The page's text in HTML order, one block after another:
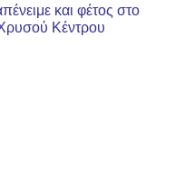
και φέτος στο
Κέντρου